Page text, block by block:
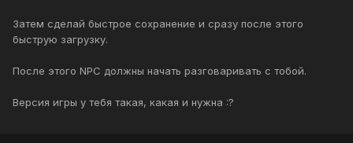
Затем сделай быстрое сохранение и сразу после этого
быструю загрузку.
После этого NPC должны начать разговаривать с тобой.
Версия игры у тебя такая, какая и нужна :?